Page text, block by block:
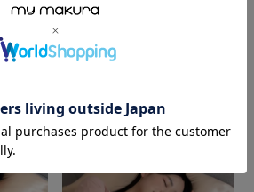
カートに入れる